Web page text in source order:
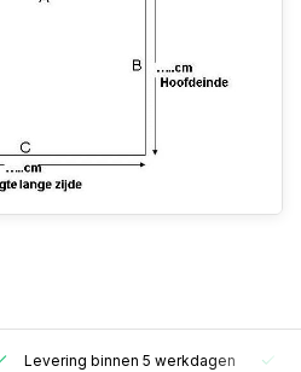
Levering binnen 5 werkdagen